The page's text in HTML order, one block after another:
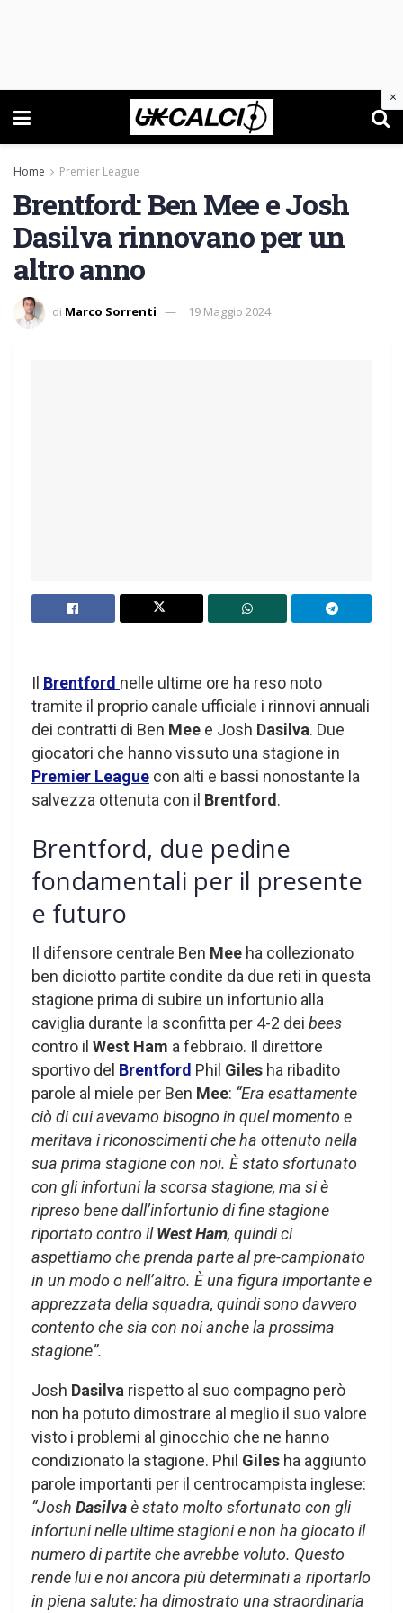
Home Premier League
Brentford: Ben Mee e Josh
Dasilva rinnovano per un
altro anno
di Marco Sorrenti 19 Maggio 2024
Il Brentford nelle ultime ore ha reso noto
tramite il proprio canale ufficiale i rinnovi annuali
dei contratti di Ben Mee e Josh Dasilva. Due
giocatori che hanno vissuto una stagione in
Premier League con alti e bassi nonostante la
salvezza ottenuta con il Brentford.
Brentford, due pedine
fondamentali per il presente
e futuro
Il difensore centrale Ben Mee ha collezionato
ben diciotto partite condite da due reti in questa
stagione prima di subire un infortunio alla
caviglia durante la sconfitta per 4-2 dei bees
contro il West Ham a febbraio. Il direttore
sportivo del Brentford Phil Giles ha ribadito
parole al miele per Ben Mee: “Era esattamente
ciò di cui avevamo bisogno in quel momento e
meritava i riconoscimenti che ha ottenuto nella
sua prima stagione con noi. È stato sfortunato
con gli infortuni la scorsa stagione, ma si è
ripreso bene dall’infortunio di fine stagione
riportato contro ilWest Ham, quindi ci
aspettiamo che prenda parte al pre-campionato
in un modo o nell’altro. È una figura importante e
apprezzata della squadra, quindi sono davvero
contento che sia con noi anche la prossima
stagione”.
Josh Dasilva rispetto al suo compagno però
non ha potuto dimostrare al meglio il suo valore
visto i problemi al ginocchio che ne hanno
condizionato la stagione. Phil Giles ha aggiunto
parole importanti per il centrocampista inglese:
“Josh Dasilvaè stato molto sfortunato con gli
infortuni nelle ultime stagioni e non ha giocato il
numero di partite che avrebbe voluto. Questo
rende lui e noi ancora più determinati a riportarlo
in piena salute: ha dimostrato una straordinaria
×